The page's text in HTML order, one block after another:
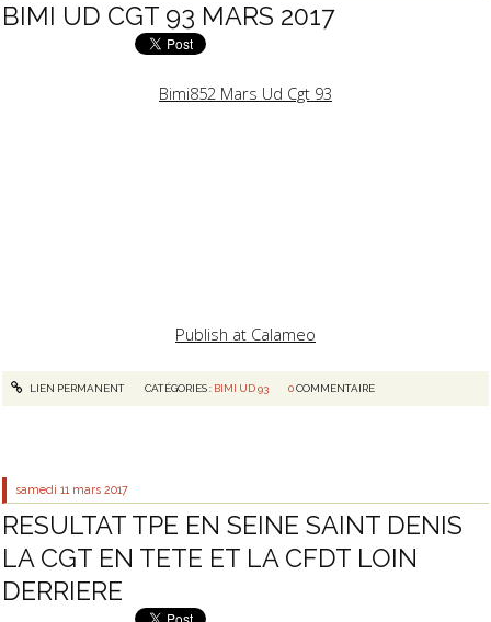
BIMI UD CGT 93 MARS 2017
Bimi852 Mars Ud Cgt 93
Publish at Calameo
LIEN PERMANENT CATÉGORIES : BIMI UD 93 0COMMENTAIRE
samedi 11 mars 2017
RESULTAT TPE EN SEINE SAINT DENIS
LA CGT EN TETE ET LA CFDT LOIN
DERRIERE